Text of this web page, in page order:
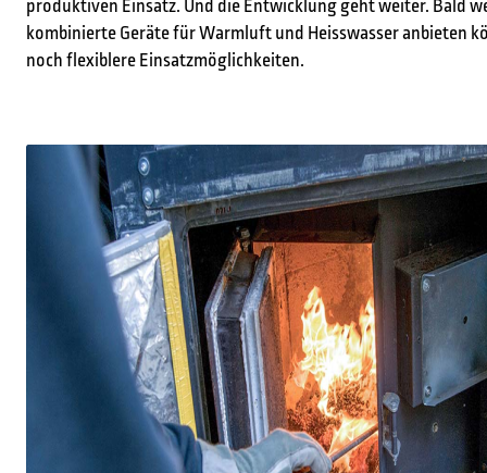
produktiven Einsatz. Und die Entwicklung geht weiter. Bald
kombinierte Geräte für Warmluft und Heisswasser anbieten
noch flexiblere Einsatzmöglichkeiten.